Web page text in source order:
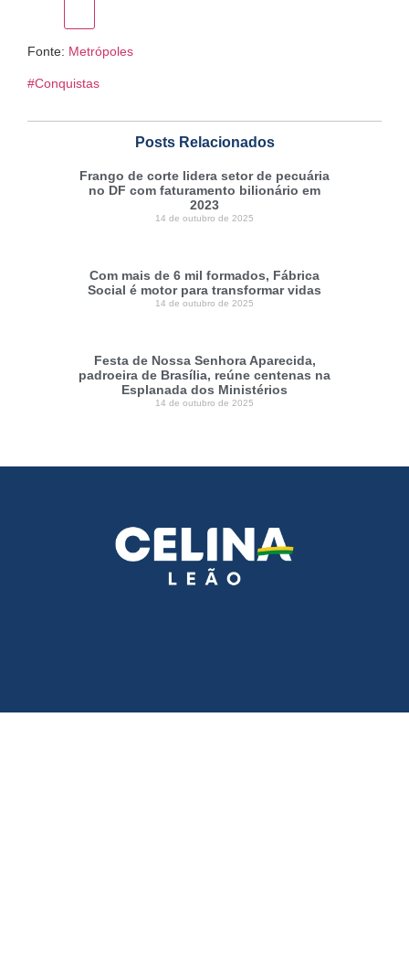
Fonte: Metrópoles
#Conquistas
Posts Relacionados
Frango de corte lidera setor de pecuária
no DF com faturamento bilionário em
2023
14 de outubro de 2025
Com mais de 6 mil formados, Fábrica
Social é motor para transformar vidas
14 de outubro de 2025
Festa de Nossa Senhora Aparecida,
padroeira de Brasília, reúne centenas na
Esplanada dos Ministérios
14 de outubro de 2025